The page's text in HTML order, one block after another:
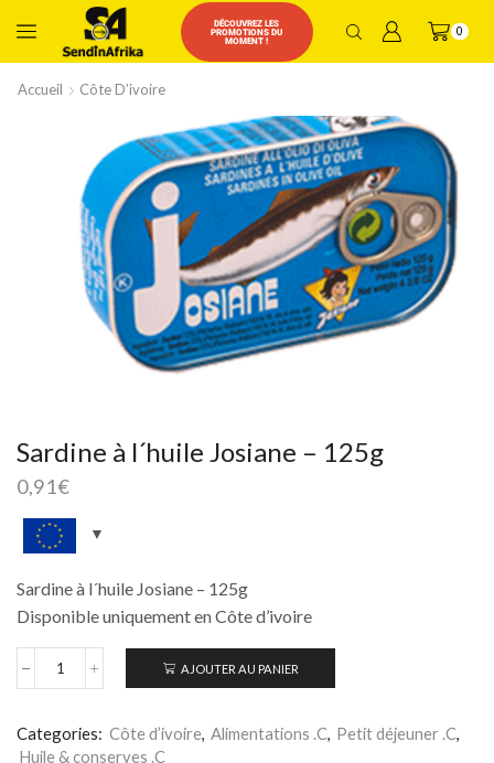
DÉCOUVREZ LES
PROMOTIONS DU
MOMENT !
0
Accueil Côte D’ivoire
Sardine à l´huile Josiane – 125g
0,91€
Sardine à l´huile Josiane – 125g
Disponible uniquement en Côte d’ivoire
AJOUTER AU PANIER
Categories: Côte d’ivoire, Alimentations .C, Petit déjeuner .C,
Huile & conserves .C